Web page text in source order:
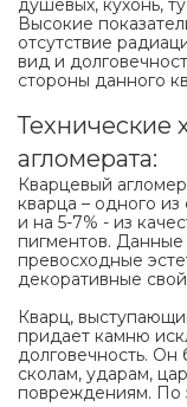
душевых, кухонь,
Высокие
отсутствие
вид и
стороны данного
Технические
агломерата:
Кварцевый
кварца – одного
и на 5-7% - из
пигментов.
превосходные
декоративные
Кварц,
придает камню
долговечность. Он
сколам, ударам,
повреждениям. По